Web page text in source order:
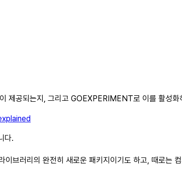
제공되는지, 그리고 GOEXPERIMENT로 이를 활성
다.
이브러리의 완전히 새로운 패키지이기도 하고, 때로